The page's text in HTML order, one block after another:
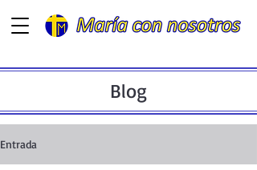
Blog
Entrada